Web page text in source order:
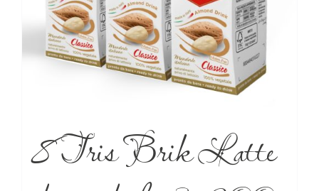
8 Tris Brik Latte